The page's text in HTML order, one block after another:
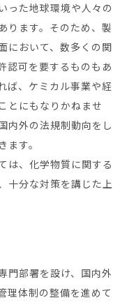
った地球環境や人々の
ります。そのため、製
において、数多くの関
認可を要するものもあ
ば、ケミカル事業や経
とにもなりかねませ
内外の法規制動向をし
す。
は、化学物質に関する
十分な対策を講じた上
門部署を設け、国内外
理体制の整備を進めて